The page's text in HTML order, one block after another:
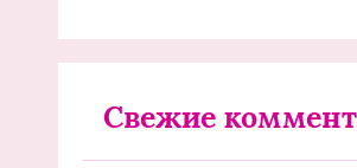
Свежие